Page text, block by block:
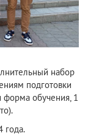
набор
подготовки
форма обучения, 1
года.